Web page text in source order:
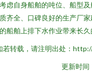
虑自身船舶的吨位、船型
齐全、口碑良好的生产厂
船舶上排下水作业带来长久
若转载，请注明出处：
更新时间